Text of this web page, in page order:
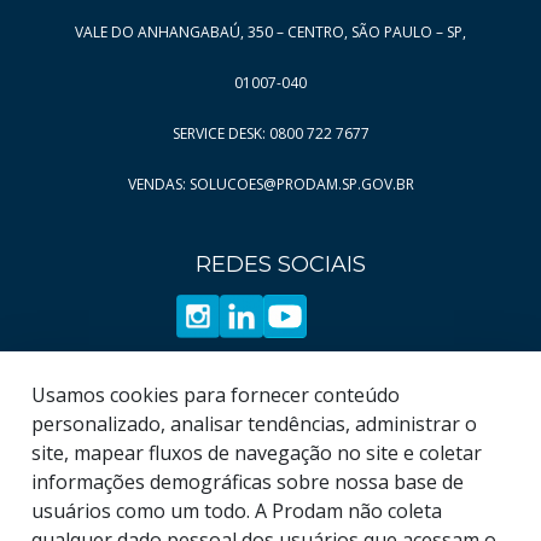
Página
Página
19
Página
68
Página
72
Página
74
Página
75
Página
76
Página
78
Página
79
Página
80
VALE DO ANHANGABAÚ, 350 – CENTRO, SÃO PAULO – SP,
01007-040
SERVICE DESK: 0800 722 7677
VENDAS: SOLUCOES@PRODAM.SP.GOV.BR
REDES SOCIAIS
Usamos cookies para fornecer conteúdo
personalizado, analisar tendências, administrar o
site, mapear fluxos de navegação no site e coletar
informações demográficas sobre nossa base de
usuários como um todo. A Prodam não coleta